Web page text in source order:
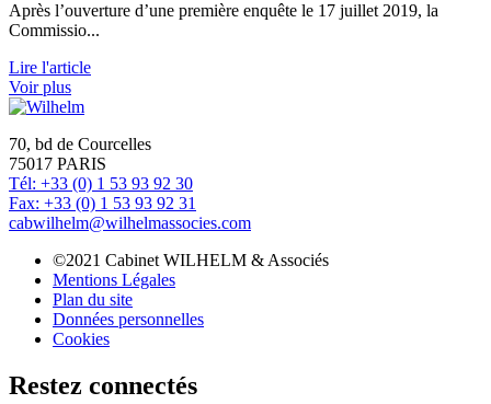
Après l’ouverture d’une première enquête le 17 juillet 2019, la
Commissio...
Lire l'article
Voir plus
70, bd de Courcelles
75017 PARIS
Tél: +33 (0) 1 53 93 92 30
Fax: +33 (0) 1 53 93 92 31
cabwilhelm@wilhelmassocies.com
©2021 Cabinet WILHELM & Associés
Mentions Légales
Plan du site
Données personnelles
Cookies
Restez connectés